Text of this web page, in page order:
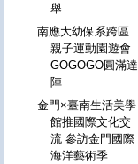
舉
南應大幼保系跨區
親子運動園遊會
GOGOGO圓滿達
陣
金門×臺南生活美學
館推國際文化交
流 參訪金門國際
海洋藝術季